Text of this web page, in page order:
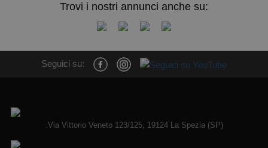
Trovi i nostri annunci anche su:
Seguici su:
.Via Vittorio Veneto 123/125, 19124 La Spezia (SP)